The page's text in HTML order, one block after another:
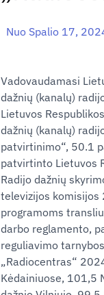
Nuo Spalio 17,
Vadovaudamasi
dažnių (kanalų)
Lietuvos
dažnių (kanalų)
patvirtinimo“, 50.1
patvirtinto Lietuvos
Radijo dažnių
televizijos komisijos
programoms
darbo reglamento,
reguliavimo
„Radiocentras“
Kėdainiuose, 101,5